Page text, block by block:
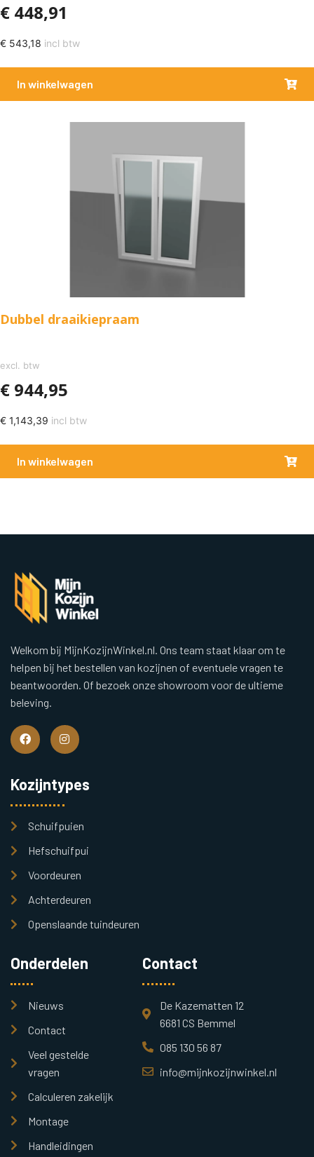
€ 448,91
€ 543,18 incl btw
In winkelwagen
Dubbel draaikiepraam
excl. btw
€ 944,95
€ 1,143,39 incl btw
In winkelwagen
Welkom bij MijnKozijnWinkel.nl. Ons team staat klaar om te
helpen bij het bestellen van kozijnen of eventuele vragen te
beantwoorden. Of bezoek onze showroom voor de ultieme
beleving.
Kozijntypes
Schuifpuien
Hefschuifpui
Voordeuren
Achterdeuren
Openslaande tuindeuren
Onderdelen
Nieuws
Contact
Veel gestelde
vragen
Calculeren zakelijk
Montage
Handleidingen
Contact
De Kazematten 12
6681 CS Bemmel
085 130 56 87
info@mijnkozijnwinkel.nl